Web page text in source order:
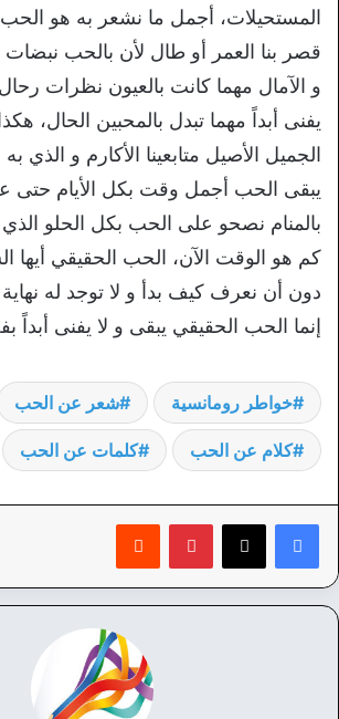
المستحيلات، أجمل ما نشعر به هو
قصر بنا العمر أو طال لأن بالحب
و الآمال مهما كانت بالعيون نظرات
يفنى أبداً مهما تبدل بالمحبين الحال،
الجميل الأصيل متابعينا الأكارم و الذي
يبقى الحب أجمل وقت بكل الأيام حتى
بالمنام نصحو على الحب بكل الحلو الذي
كم هو الوقت الآن، الحب الحقيقي أيها
دون أن نعرف كيف بدأ و لا توجد له
إنما الحب الحقيقي يبقى و لا يفنى أبداً
خواطر رومانسية شعر عن الحب
كلام عن الحب كلمات عن الحب
بينتيريست